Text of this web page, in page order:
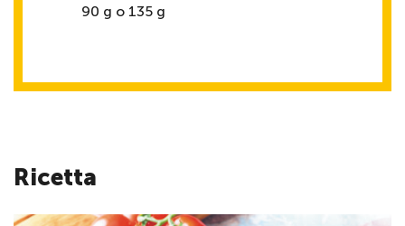
90 g o 135 g
Ricetta